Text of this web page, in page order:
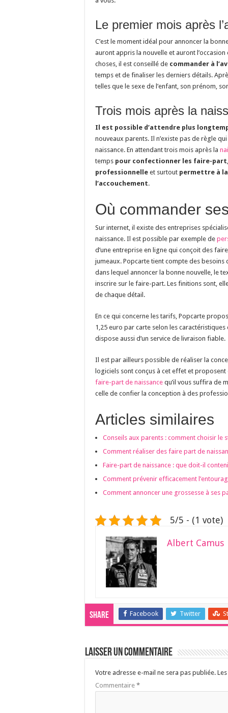
Le premier mois après
C’est le moment idéal pour annoncer la
auront appris la nouvelle et auront
choses, il est conseillé de commander à
temps et de finaliser les derniers détails.
telles que le sexe de l’enfant, son prénom,
Trois mois après la
Il est possible d’attendre plus
nouveaux parents. Il n’existe pas de règle
naissance. En attendant trois mois après la
temps pour confectionner les faire-part
professionnelle et surtout permettre à
l’accouchement.
Où commander
Sur internet, il existe des entreprises
naissance. Il est possible par exemple de
d’une entreprise en ligne qui conçoit des
jumeaux. Popcarte tient compte des
dans lequel annoncer la bonne nouvelle, le
inscrire sur le faire-part. Les finitions sont,
de chaque détail.
En ce qui concerne les tarifs, Popcarte
1,25 euro par carte selon les
dispose aussi d’un service de livraison fiable.
Il est par ailleurs possible de réaliser la
logiciels sont conçus à cet effet et
faire-part de naissance qu’il vous suffira de
celle de confier la conception à des
Articles similaires
Conseils aux parents : comment choisir le
Comment réaliser des faire part de
Faire-part de naissance : que doit-il
Comment prévenir efficacement
Comment annoncer une grossesse à ses
5/5 - (1 vote)
Albert Camus
Share Facebook Twitter
Laisser un commentaire
Votre adresse e-mail ne sera pas publiée.
Commentaire *